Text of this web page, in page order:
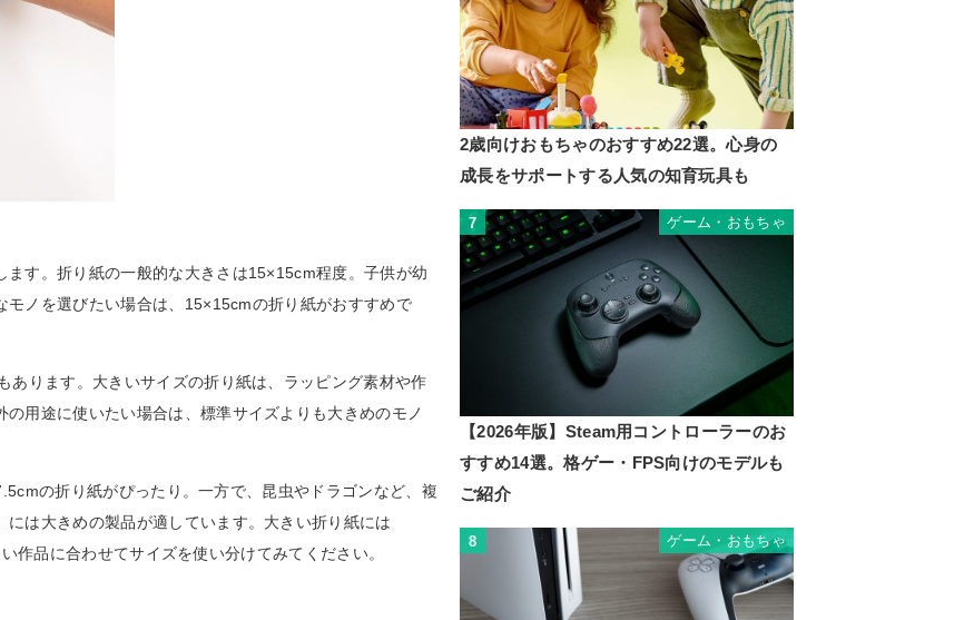
す。折り紙の一般的な大きさは15×15cm程度。子供が幼
ノを選びたい場合は、15×15cmの折り紙がおすすめで
あります。大きいサイズの折り紙は、ラッピング素材や作
用途に使いたい場合は、標準サイズよりも大きめのモノ
の折り紙がぴったり。一方で、昆虫やドラゴンなど、複
は大きめの製品が適しています。大きい折り紙には
品に合わせてサイズを使い分けてみてください。
2歳向けおもちゃのおすすめ22選。心身の
成長をサポートする人気の知育玩具も
7 ゲーム・おもちゃ
【2026年版】Steam用コントローラーのお
すすめ14選。格ゲー・FPS向けのモデルも
ご紹介
8 ゲーム・おもちゃ